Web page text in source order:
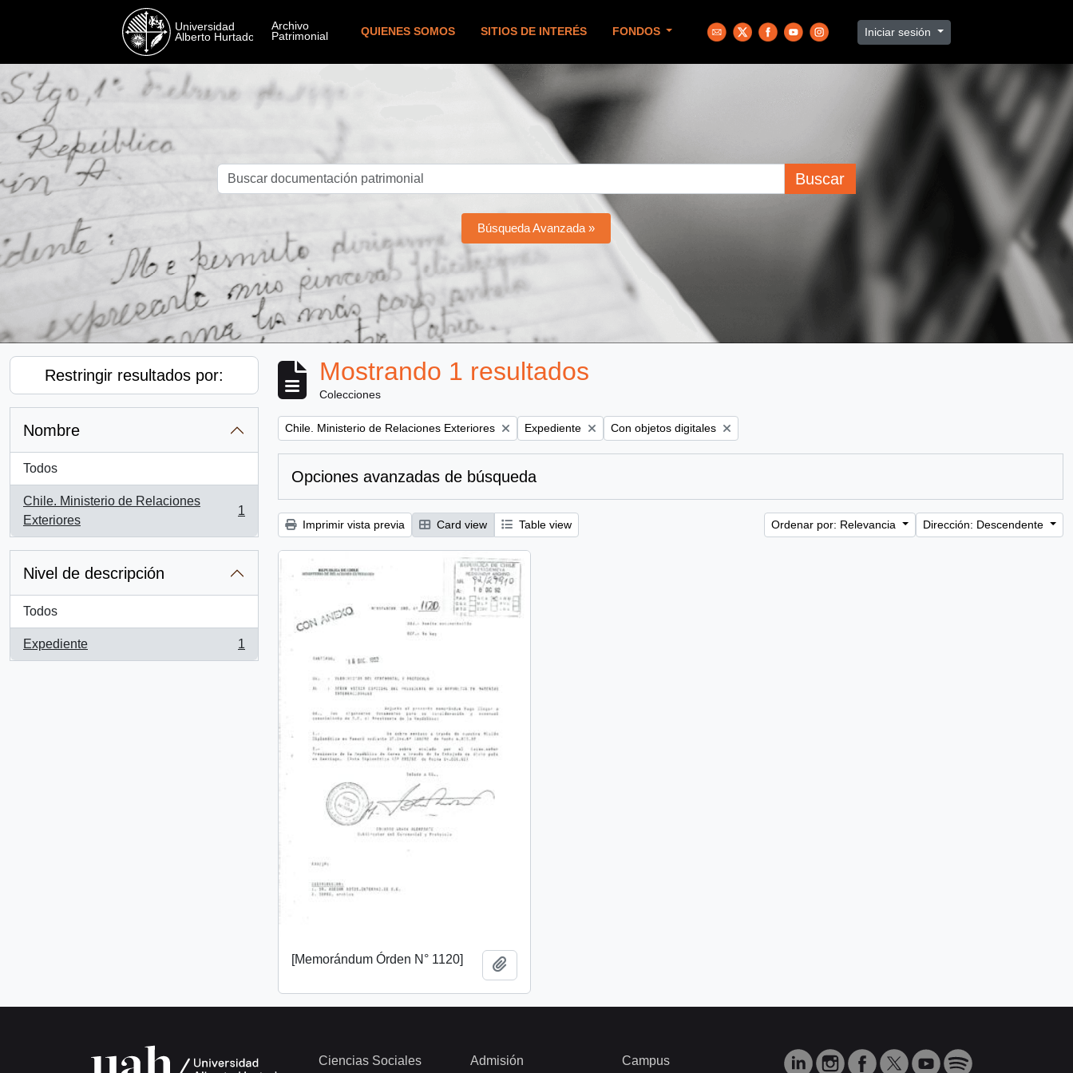
QUIENES SOMOS SITIOS DE INTERÉS FONDOS Iniciar sesión
Buscar
Búsqueda Avanzada »
Restringir resultados por:
Nombre
Todos
Chile. Ministerio de Relaciones
Exteriores
, 1 resultados
1
Nivel de descripción
Todos
Expediente
, 1 resultados
1
Mostrando 1 resultados
Colecciones
Remove filter:
Chile. Ministerio de Relaciones Exteriores Remove filter:
Expediente Remove filter:
Con objetos digitales
Opciones avanzadas de búsqueda
Imprimir vista previa Card view Table view Ordenar por: Relevancia Dirección: Descendente
[Memorándum Órden N° 1120]
Ciencias Sociales Admisión Campus